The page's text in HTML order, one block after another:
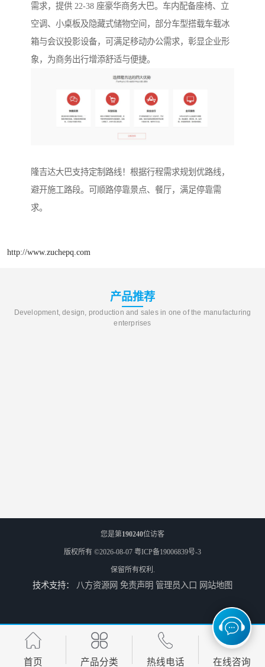
需求，提供 22-38 座豪华商务大巴。车内配备座椅、立
空调、小桌板及隐藏式储物空间，部分车型搭载车载冰
箱与会议投影设备，可满足移动办公需求，彰显企业形
象，为商务出行增添舒适与便捷。
隆吉达大巴支持定制路线！根据行程需求规划优路线，
避开施工路段。可顺路停靠景点、餐厅，满足停靠需
求。
http://www.zuchepq.com
产品推荐
Development, design, production and sales in one of the manufacturing
enterprises
您是第190240位访客
版权所有 ©2026-08-07 粤ICP备19006839号-3
保留所有权利.
技术支持： 八方资源网 免责声明 管理员入口 网站地图
首页 产品分类 热线电话 在线咨询